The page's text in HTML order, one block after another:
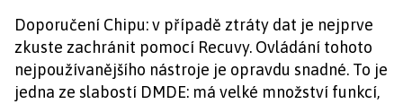
Doporučení Chipu: v případě ztráty dat je nejprve
zkuste zachránit pomocí Recuvy. Ovládání tohoto
nejpoužívanějšího nástroje je opravdu snadné. To je
jedna ze slabostí DMDE: má velké množství funkcí,